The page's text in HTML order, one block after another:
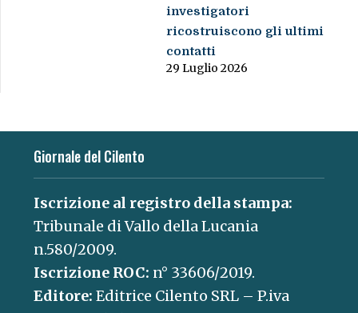
investigatori
ricostruiscono gli ultimi
contatti
29 Luglio 2026
Giornale del Cilento
Iscrizione al registro della stampa:
Tribunale di Vallo della Lucania
n.580/2009.
Iscrizione ROC: n° 33606/2019.
Editore: Editrice Cilento SRL – P.iva